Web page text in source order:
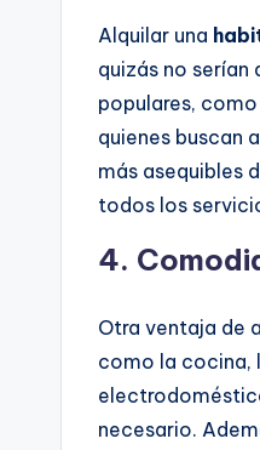
Alquilar una
quizás no
populares, como
quienes buscan
más asequibles
todos los
4.
Otra ventaja de
como la cocina,
necesario.